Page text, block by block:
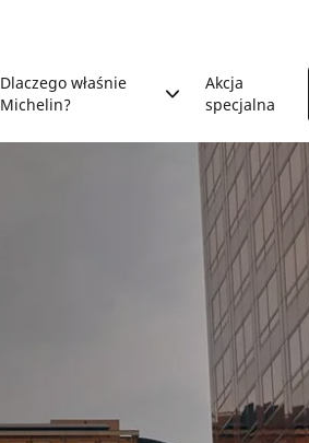
Dlaczego właśnie
Michelin?
Akcja
specjalna